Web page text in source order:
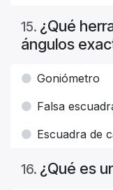
15. ¿Qué
ángulos
Goniómetro
Falsa
Escuadra de
16. ¿Qué es